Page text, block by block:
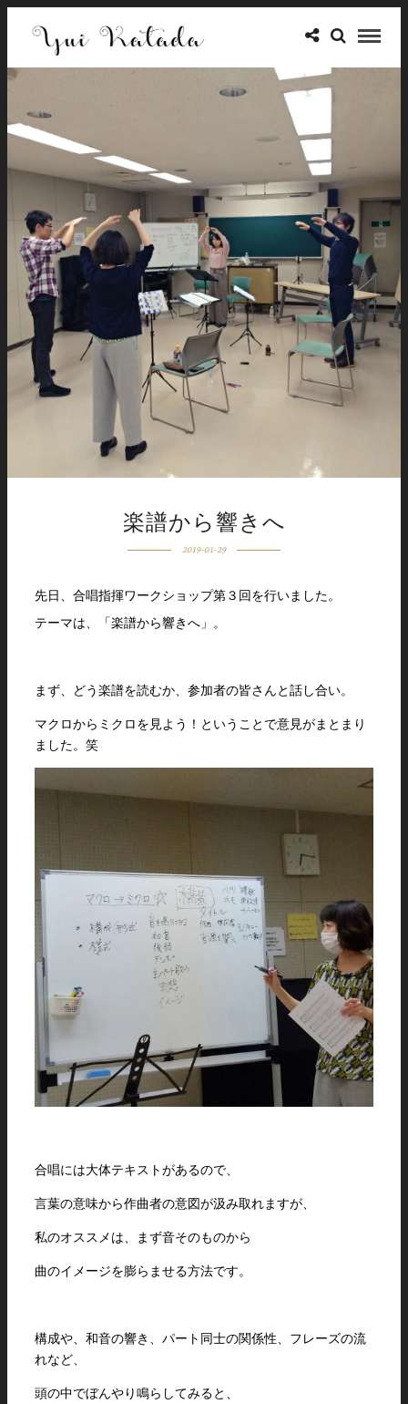
楽譜から響きへ
2019-01-29
先日、合唱指揮ワークショップ第３回を行いました。
テーマは、「楽譜から響きへ」。
まず、どう楽譜を読むか、参加者の皆さんと話し合い。
マクロからミクロを見よう！ということで意見がまとまり
ました。笑
合唱には大体テキストがあるので、
言葉の意味から作曲者の意図が汲み取れますが、
私のオススメは、まず音そのものから
曲のイメージを膨らませる方法です。
構成や、和音の響き、パート同士の関係性、フレーズの流
れなど、
頭の中でぼんやり鳴らしてみると、